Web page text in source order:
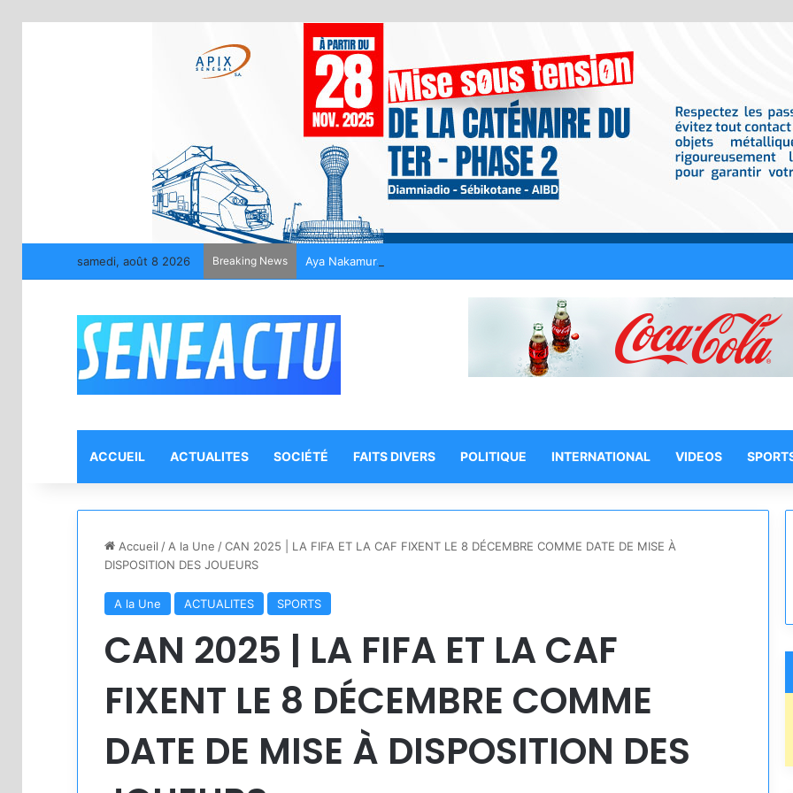
samedi, août 8 2026 Breaking News Aya Nakamura officiellement fiancée : Le rappeur RK lui a fait sa demande
ACCUEIL ACTUALITES SOCIÉTÉ FAITS DIVERS POLITIQUE INTERNATIONAL VIDEOS
Accueil / A la Une /CAN 2025 | LA FIFA ET LA CAF FIXENT LE 8 DÉCEMBRE COMME DATE DE MISE À
DISPOSITION DES JOUEURS
A la Une ACTUALITES SPORTS
CAN 2025 | LA FIFA ET LA CAF
FIXENT LE 8 DÉCEMBRE COMME
DATE DE MISE À DISPOSITION DES